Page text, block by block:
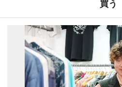
買う